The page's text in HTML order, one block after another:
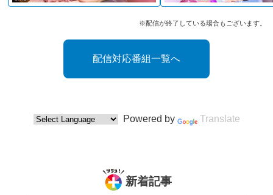
※配信が終了している場合もございます。
配信対応番組一覧へ
Powered by Translate
新着記事